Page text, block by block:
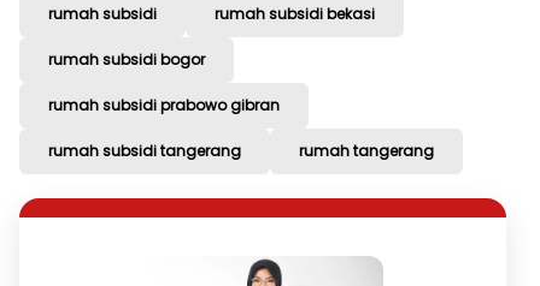
rumah subsidi rumah subsidi bekasi
rumah subsidi bogor
rumah subsidi prabowo gibran
rumah subsidi tangerang rumah tangerang